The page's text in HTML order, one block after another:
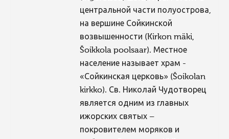
центральной части полуострова,
на вершине Сойкинской
возвышенности (Kirkon mäki,
Šoikkola poolsaar). Местное
население называет храм -
«Сойкинская церковь» (Šoikolan
kirkko). Св. Николай Чудотворец
является одним из главных
ижорских святых –
покровителем моряков и